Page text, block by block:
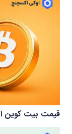
قیمت بیت کوین امروز ۱۸